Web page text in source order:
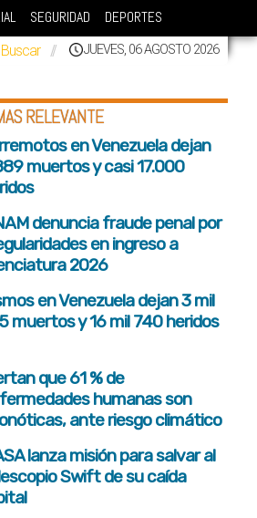
SEGURIDAD DEPORTES
JUEVES, 06 AGOSTO 2026
//
Buscar
RELEVANTE
en Venezuela dejan
muertos y casi 17.000
denuncia fraude penal por
en ingreso a
2026
en Venezuela dejan 3 mil
muertos y 16 mil 740 heridos
que 61 % de
humanas son
ante riesgo climático
lanza misión para salvar al
Swift de su caída